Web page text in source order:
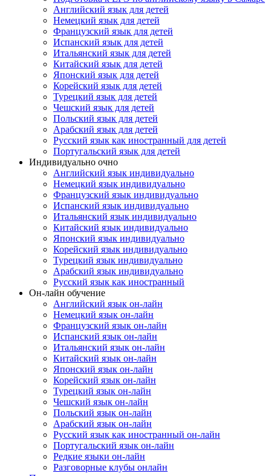
Английский язык для детей
Немецкий язык для детей
Французский язык для детей
Испанский язык для детей
Итальянский язык для детей
Китайский язык для детей
Японский язык для детей
Корейский язык для детей
Турецкий язык для детей
Чешский язык для детей
Польский язык для детей
Арабский язык для детей
Русский язык как иностранный для детей
Португальский язык для детей
Индивидуально очно
Английский язык индивидуально
Немецкий язык индивидуально
Французский язык индивидуально
Испанский язык индивидуально
Итальянский язык индивидуально
Китайский язык индивидуально
Японский язык индивидуально
Корейский язык индивидуально
Турецкий язык индивидуально
Арабский язык индивидуально
Русский язык как иностранный
Он-лайн обучение
Английский язык он-лайн
Немецкий язык он-лайн
Французский язык он-лайн
Испанский язык он-лайн
Итальянский язык он-лайн
Китайский язык он-лайн
Японский язык он-лайн
Корейский язык он-лайн
Турецкий язык он-лайн
Чешский язык он-лайн
Польский язык он-лайн
Арабский язык он-лайн
Русский язык как иностранный он-лайн
Португальский язык он-лайн
Редкие языки он-лайн
Разговорные клубы онлайн